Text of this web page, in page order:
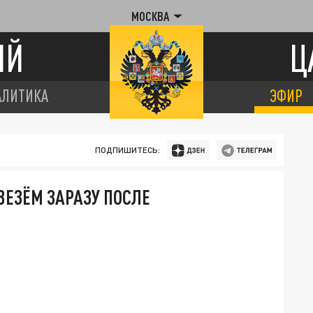
МОСКВА
ЭФИР
ПОДПИШИТЕСЬ:
ЗАРАЗУ ПОСЛЕ